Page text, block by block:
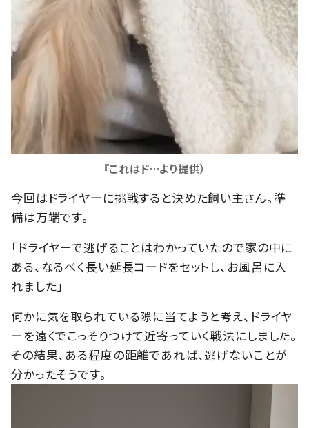
『これはド…より提供）
今回はドライヤーに挑戦すると決めた飼い主さん。準
備は万端です。
「ドライヤーで逃げることはわかっていたので家の中に
ある、なるべく長い延長コードをセットし、お風呂に入
れました」
何かに気を取られている隙に当てようと考え、ドライヤ
ーを遠くでこっそりつけて近寄っていく戦法にしました。
その結果、ある程度の距離であれば、逃げないことが
分かったそうです。